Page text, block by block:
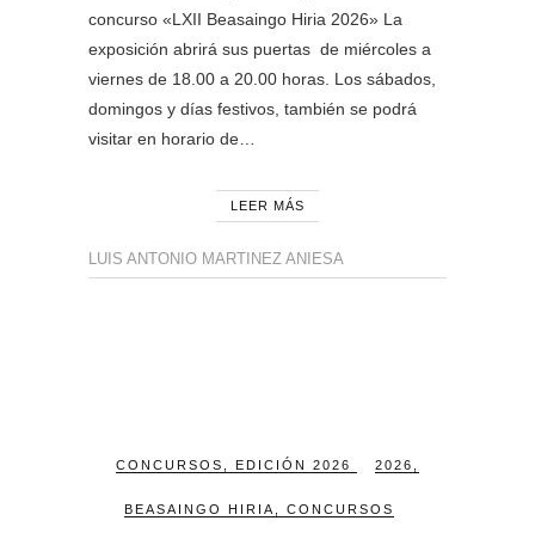
concurso «LXII Beasaingo Hiria 2026» La
exposición abrirá sus puertas de miércoles a
viernes de 18.00 a 20.00 horas. Los sábados,
domingos y días festivos, también se podrá
visitar en horario de…
LEER MÁS
LUIS ANTONIO MARTINEZ ANIESA
CONCURSOS EDICIÓN 2026 2026
BEASAINGO HIRIA CONCURSOS